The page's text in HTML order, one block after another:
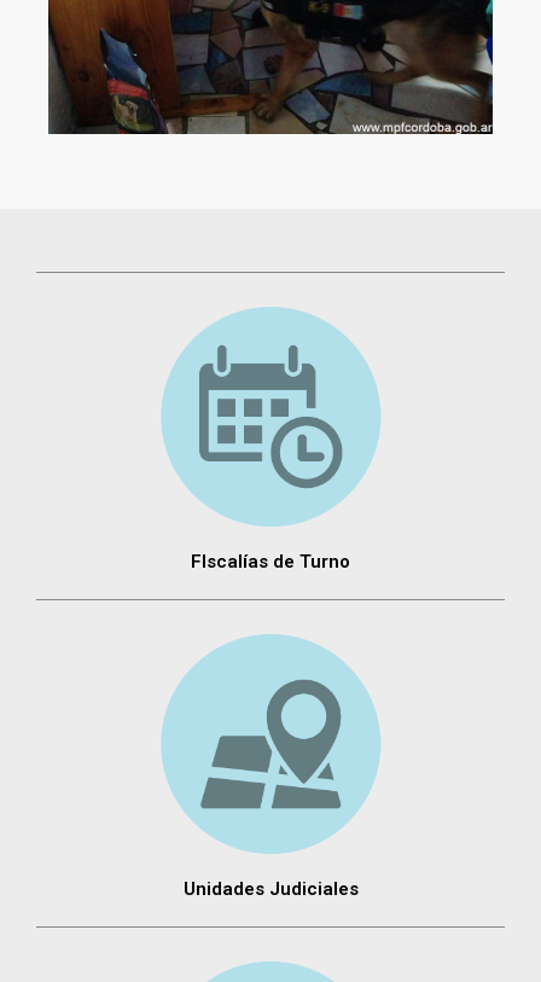
FIscalías de Turno
Unidades Judiciales